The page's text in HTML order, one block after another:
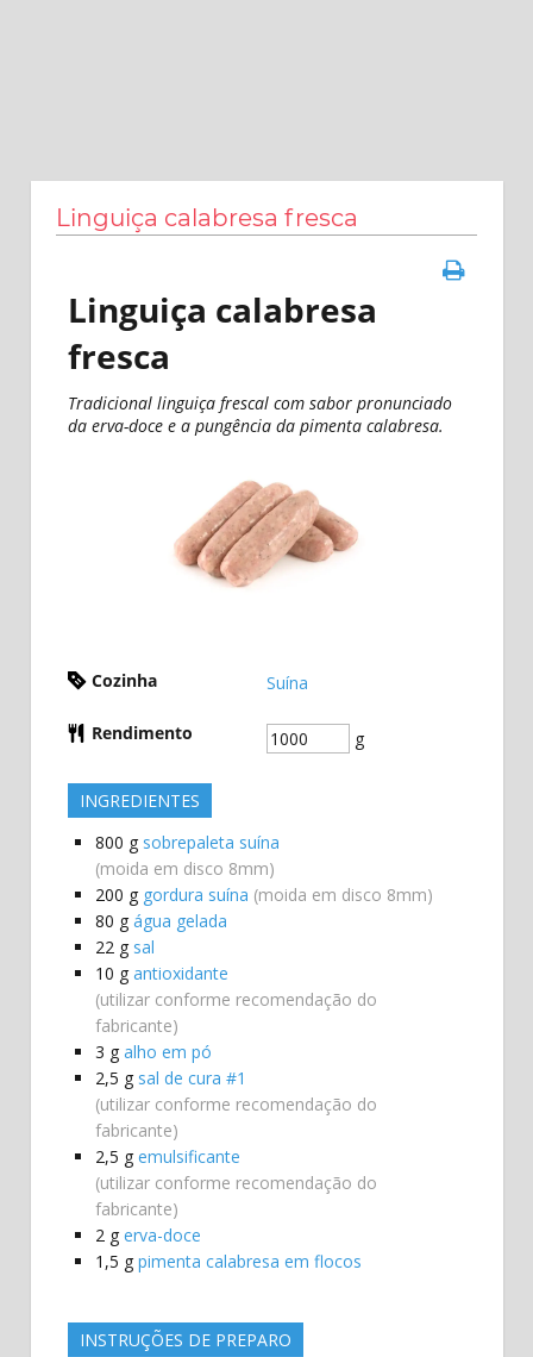
Linguiça calabresa fresca
Linguiça calabresa
fresca
Tradicional linguiça frescal com sabor pronunciado
da erva-doce e a pungência da pimenta calabresa.
Cozinha Suína
Rendimento g
INGREDIENTES
800 g sobrepaleta suína
(moida em disco 8mm)
200 g gordura suína (moida em disco 8mm)
80 g água gelada
22 g sal
10 g antioxidante
(utilizar conforme recomendação do
fabricante)
3 g alho em pó
2,5 g sal de cura #1
(utilizar conforme recomendação do
fabricante)
2,5 g emulsificante
(utilizar conforme recomendação do
fabricante)
2 g erva-doce
1,5 g pimenta calabresa em flocos
INSTRUÇÕES DE PREPARO